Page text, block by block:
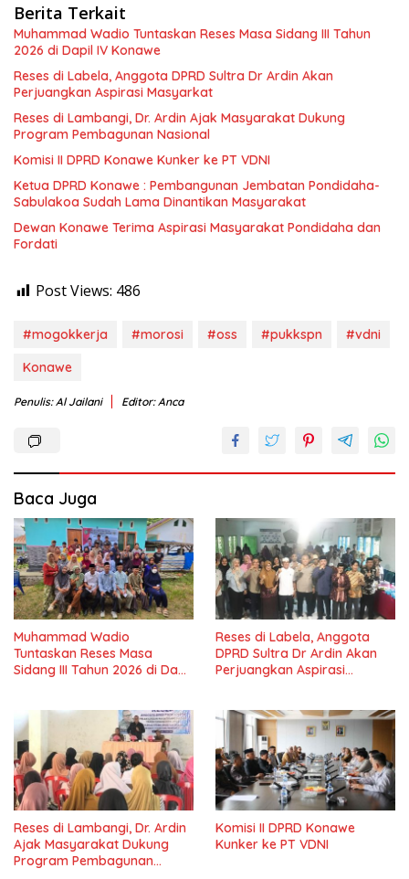
Berita Terkait
Muhammad Wadio Tuntaskan Reses Masa Sidang III Tahun
2026 di Dapil IV Konawe
Reses di Labela, Anggota DPRD Sultra Dr Ardin Akan
Perjuangkan Aspirasi Masyarkat
Reses di Lambangi, Dr. Ardin Ajak Masyarakat Dukung
Program Pembagunan Nasional
Komisi II DPRD Konawe Kunker ke PT VDNI
Ketua DPRD Konawe : Pembangunan Jembatan Pondidaha-
Sabulakoa Sudah Lama Dinantikan Masyarakat
Dewan Konawe Terima Aspirasi Masyarakat Pondidaha dan
Fordati
Post Views: 486
#mogokkerja #morosi #oss #pukkspn
#vdni
Konawe
Penulis: Al Jailani Editor: Anca
Baca Juga
Muhammad Wadio
Tuntaskan Reses Masa
Sidang III Tahun 2026 di Dapil
Reses di Labela, Anggota
DPRD Sultra Dr Ardin Akan
Perjuangkan Aspirasi
Reses di Lambangi, Dr. Ardin
Ajak Masyarakat Dukung
Program Pembagunan
Komisi II DPRD Konawe
Kunker ke PT VDNI